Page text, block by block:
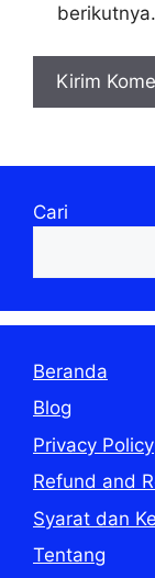
berikutnya.
Cari
Beranda
Blog
Privacy Policy
Refund and
Syarat dan
Tentang